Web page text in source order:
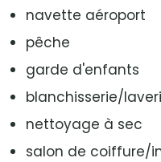
navette aéroport
pêche
garde d'enfants
blanchisserie/
nettoyage à sec
salon de coiffure/